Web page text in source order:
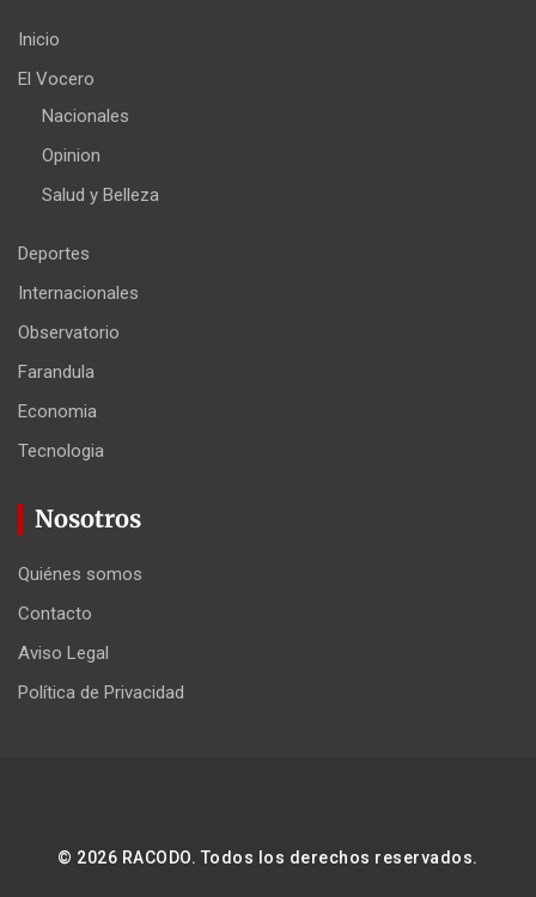
Inicio
El Vocero
Nacionales
Opinion
Salud y Belleza
Deportes
Internacionales
Observatorio
Farandula
Economia
Tecnologia
Nosotros
Quiénes somos
Contacto
Aviso Legal
Política de Privacidad